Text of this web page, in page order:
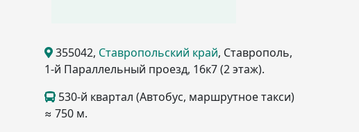
355042, Ставропольский край, Ставрополь,
1-й Параллельный проезд, 16к7(2 этаж).
530-й квартал (Автобус, маршрутное такси)
≈ 750 м.